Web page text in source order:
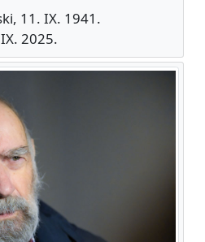
11. IX. 1941.
2025.